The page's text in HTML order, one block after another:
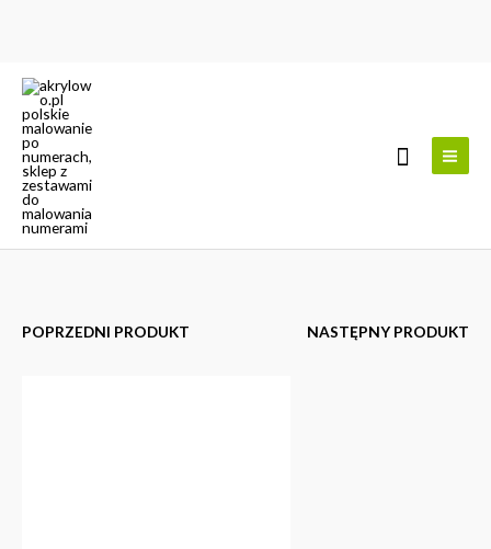
Szukaj
POPRZEDNI PRODUKT NASTĘPNY PRODUKT